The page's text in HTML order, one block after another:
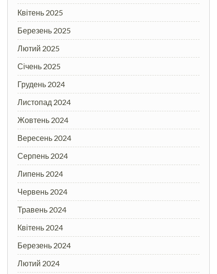
Квітень 2025
Березень 2025
Лютий 2025
Січень 2025
Грудень 2024
Листопад 2024
Жовтень 2024
Вересень 2024
Серпень 2024
Липень 2024
Червень 2024
Травень 2024
Квітень 2024
Березень 2024
Лютий 2024